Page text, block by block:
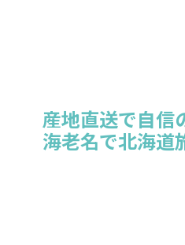
産地直送で自信
海老名で北海道